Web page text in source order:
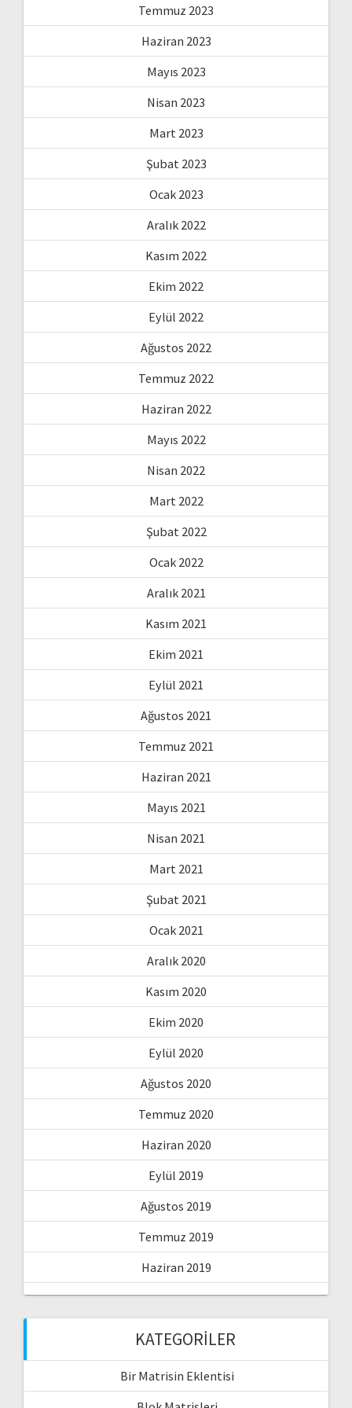
Temmuz 2023
Haziran 2023
Mayıs 2023
Nisan 2023
Mart 2023
Şubat 2023
Ocak 2023
Aralık 2022
Kasım 2022
Ekim 2022
Eylül 2022
Ağustos 2022
Temmuz 2022
Haziran 2022
Mayıs 2022
Nisan 2022
Mart 2022
Şubat 2022
Ocak 2022
Aralık 2021
Kasım 2021
Ekim 2021
Eylül 2021
Ağustos 2021
Temmuz 2021
Haziran 2021
Mayıs 2021
Nisan 2021
Mart 2021
Şubat 2021
Ocak 2021
Aralık 2020
Kasım 2020
Ekim 2020
Eylül 2020
Ağustos 2020
Temmuz 2020
Haziran 2020
Eylül 2019
Ağustos 2019
Temmuz 2019
Haziran 2019
KATEGORILER
Bir Matrisin Eklentisi